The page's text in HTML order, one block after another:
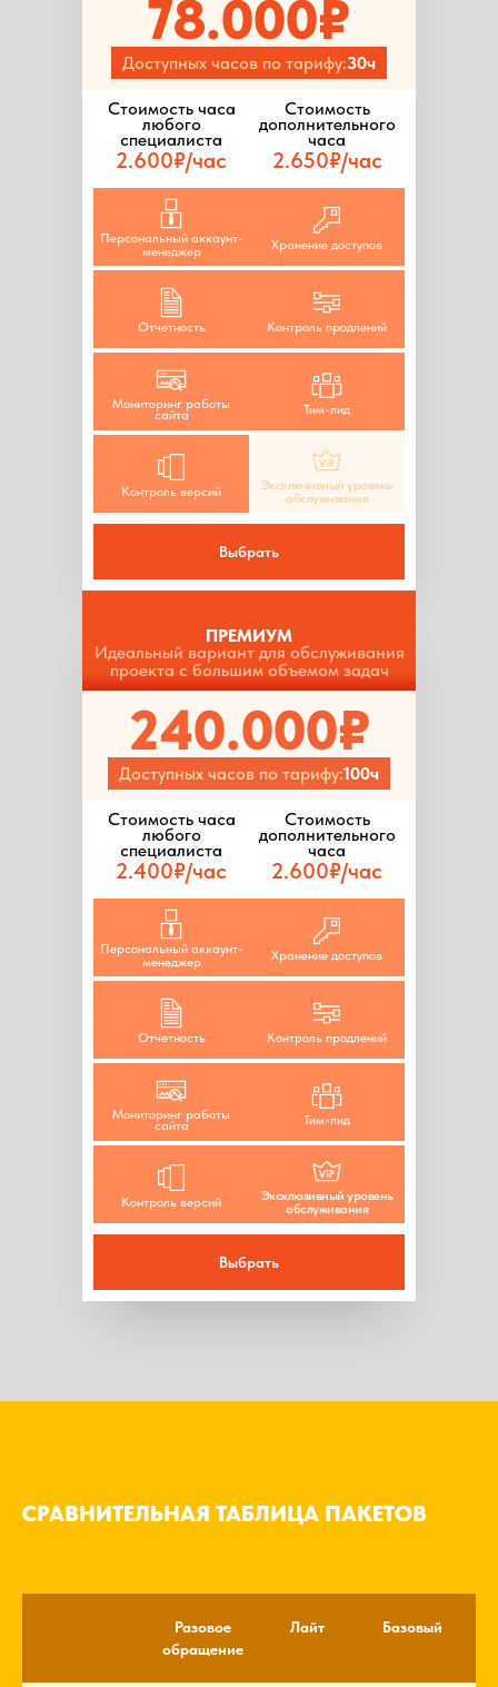
78.000₽
Доступных часов по тарифу:30ч
Стоимость часа
любого
специалиста
2.600₽/час
Стоимость
дополнительного
часа
2.650₽/час
Персональный аккаунт-
менеджер
Хранение доступов
Отчетность Контроль продлений
Мониторинг работы
сайта Тим-лид
Контроль версий
Эксклюзивный уровень
обслуживания
Выбрать
ПРЕМИУМ
Идеальный вариант для обслуживания
проекта с большим объемом задач
240.000₽
Доступных часов по тарифу:100ч
Стоимость часа
любого
специалиста
2.400₽/час
Стоимость
дополнительного
часа
2.600₽/час
Персональный аккаунт-
менеджер
Хранение доступов
Отчетность Контроль продлений
Мониторинг работы
сайта Тим-лид
Контроль версий
Эксклюзивный уровень
обслуживания
Выбрать
СРАВНИТЕЛЬНАЯ ТАБЛИЦА ПАКЕТОВ
Разовое
обращение
Лайт Базовый